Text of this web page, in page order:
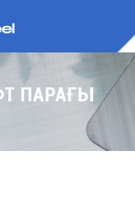
ПАРАҒЫ